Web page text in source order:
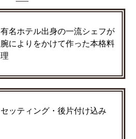
有名ホテル出身の一流シェフが
腕によりをかけて作った本格料
理
セッティング・後片付け込み